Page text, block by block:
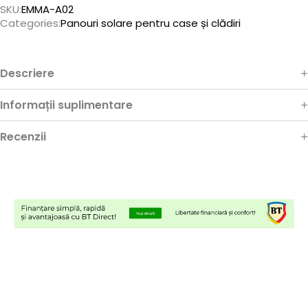
SKU:EMMA-A02
Categories:Panouri solare pentru case și clădiri
Descriere
Informații suplimentare
Recenzii